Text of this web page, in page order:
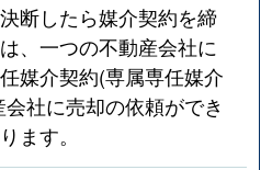
断したら媒介契約を締
、一つの不動産会社に
媒介契約(専属専任媒介
社に売却の依頼ができ
ます。